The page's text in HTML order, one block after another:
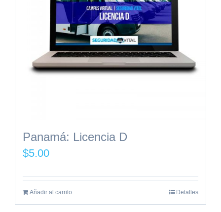
Panamá: Licencia D
$5.00
Añadir al carrito Detalles